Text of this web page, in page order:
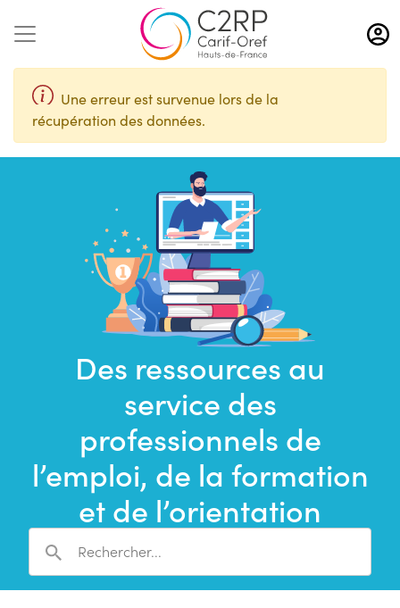
Aller
au
contenu
Une erreur est survenue lors de la
récupération des données.
Des ressources au
service des
professionnels de
l’emploi, de la formation
et de l’orientation
Saisir
une
recherche